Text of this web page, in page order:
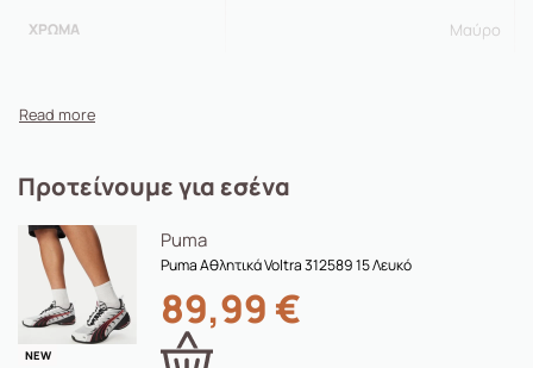
Λεπτομέρεια λογότυπου
ΧΡΏΜΑ Μαύρο
Προτείνουμε για εσένα
NEW
Puma
Puma Αθλητικά Voltra 312589 15 Λευκό
89,99 €